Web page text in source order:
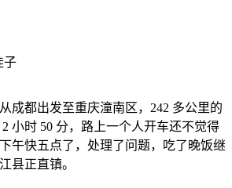
子
成都出发至重庆潼南区，242 多公里的
小时 50 分，路上一个人开车还不觉得
午快五点了，处理了问题，吃了晚饭继
县正直镇。